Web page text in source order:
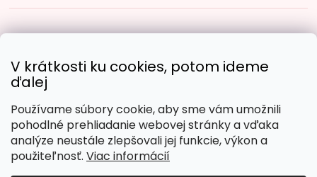
V krátkosti ku cookies, potom ideme
ďalej
Používame súbory cookie, aby sme vám umožnili
pohodlné prehliadanie webovej stránky a vďaka
analýze neustále zlepšovali jej funkcie, výkon a
použiteľnosť. Viac informácií
Obľúbené spôsoby platby: